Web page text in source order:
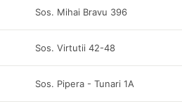
Sos. Mihai Bravu 396
Sos. Virtutii 42-48
Sos. Pipera - Tunari 1A